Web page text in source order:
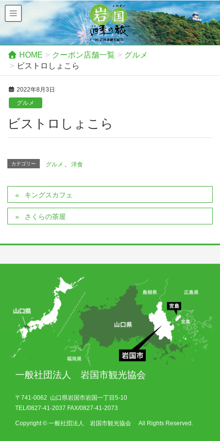
HOME クーポン店舗一覧
グルメ
ビストロしょこら
2022年8月3日
グルメ
ビストロしょこら
カテゴリー グルメ 洋食
キングスカフェ
さくらの茶屋
一般社団法人 岩国市観光協会
〒741-0062 山口県岩国市岩国一丁目5-10
TEL/0827-41-2037 FAX/0827-41-2073
Copyright © 一般社団法人 岩国市観光協会 All Rights Reserved.